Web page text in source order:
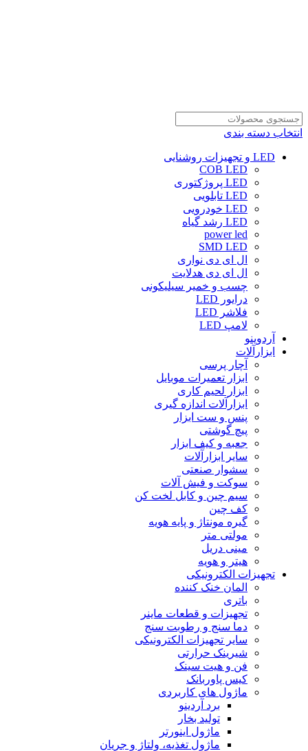
انتخاب دسته بندی
LED و تجهیزات روشنایی
COB LED
LED پروژکتوری
LED تابلویی
LED خودرویی
LED رشد گیاه
power led
SMD LED
ال ای دی نواری
ال ای دی هدلایت
چسب و خمیر سیلیکونی
درایور LED
فلاشر LED
لامپ LED
آردوینو
ابزارآلات
آچار پرسی
ابزار تعمیرات موبایل
ابزار لحیم کاری
ابزارآلات اندازه گیری
پنس و ست ابزار
پیچ گوشتی
جعبه و کیف ابزار
سایر ابزارآلات
سشوار صنعتی
سوکت و فیش آلات
سیم چین و کابل لخت کن
کف چین
گیره مونتاژ و پایه هویه
مولتی متر
مینی دریل
هیتر و هویه
تجهیزات الکترونیکی
المان خنک کننده
باتری
تجهیزات و قطعات ماینر
دما سنج و رطوبت سنج
سایر تجهیزات الکترونیکی
شیرینک حرارتی
فن و هیت سینک
کیس پاوربانک
ماژول های کاربردی
برد آردینو
تولید بخار
ماژول اینورتر
ماژول تغذیه، ولتاژ و جریان